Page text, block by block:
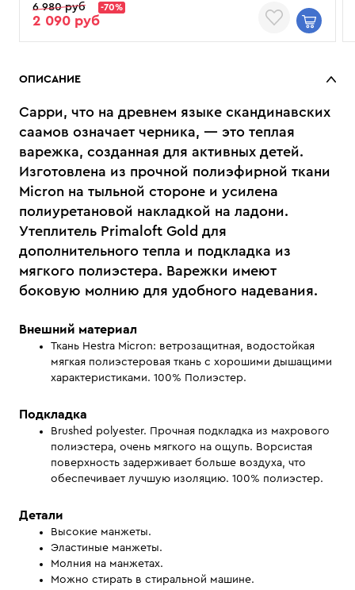
6 980 руб -70%
2 090 руб
ОПИСАНИЕ
Сарри, что на древнем языке скандинавских
саамов означает черника, — это теплая
варежка, созданная для активных детей.
Изготовлена из прочной полиэфирной ткани
Micron на тыльной стороне и усилена
полиуретановой накладкой на ладони.
Утеплитель Primaloft Gold для
дополнительного тепла и подкладка из
мягкого полиэстера. Варежки имеют
боковую молнию для удобного надевания.
Внешний материал
Ткань Hestra Micron: ветрозащитная, водостойкая
мягкая полиэстеровая ткань с хорошими дышащими
характеристиками. 100% Полиэстер.
Подкладка
Brushed polyester. Прочная подкладка из махрового
полиэстера, очень мягкого на ощупь. Ворсистая
поверхность задерживает больше воздуха, что
обеспечивает лучшую изоляцию. 100% полиэстер.
Детали
Высокие манжеты.
Эластиные манжеты.
Молния на манжетах.
Можно стирать в стиральной машине.